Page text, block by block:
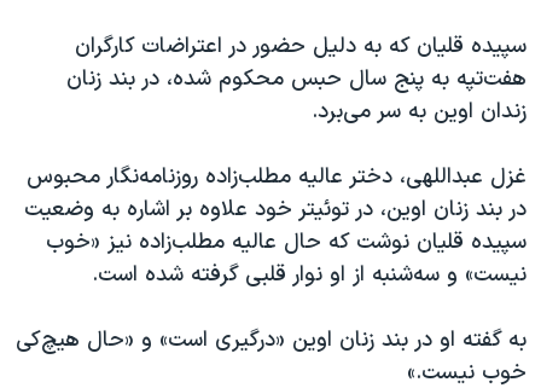
چهل سال گروگان‌گیری
قانون شفافیت دارائی کادر رهبری ایران
اسرائیل در جنگ
نرگس محمدی برنده جایزه نوبل صلح
همایش محافظه‌کاران آمریکا «سی‌پک»
سفر پرزیدنت ترامپ به چین
سپیده قلیان که به دلیل حضور در اعتراضات کارگران
هفت‌تپه به پنج سال حبس محکوم شده، در بند زنان
زندان اوین به سر می‌برد.
غزل عبداللهی، دختر عالیه مطلب‌زاده روزنامه‌نگار محبوس
در بند زنان اوین، در توئیتر خود علاوه بر اشاره به وضعیت
سپیده قلیان نوشت که حال عالیه مطلب‌زاده نیز «خوب
نیست» و سه‌شنبه از او نوار قلبی گرفته شده است.
به گفته او در بند زنان اوین «درگیری است» و «حال هیچ‌کی
خوب نیست.»